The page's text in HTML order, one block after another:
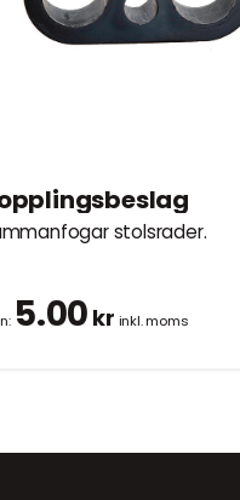
stolsrader.
5.00 kr inkl. moms